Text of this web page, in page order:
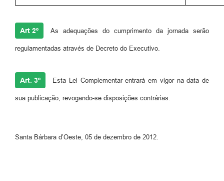
Art 2º As adequações do cumprimento da jornada serão
regulamentadas através de Decreto do Executivo.
Art. 3º Esta Lei Complementar entrará em vigor na data de
sua publicação, revogando-se disposições contrárias.
Santa Bárbara d’Oeste, 05 de dezembro de 2012.